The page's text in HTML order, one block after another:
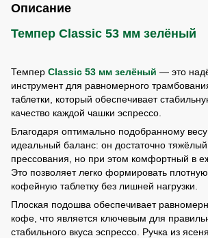
Описание
Темпер Classic 53 мм зелёный
Темпер Classic 53 мм зелёный — это
инструмент для равномерного
таблетки, который обеспечивает
качество каждой чашки эспрессо.
Благодаря оптимально подобранному
идеальный баланс: он достаточно
прессования, но при этом комфортный в
Это позволяет легко формировать
кофейную таблетку без лишней нагрузки.
Плоская подошва обеспечивает
кофе, что является ключевым для
стабильного вкуса эспрессо. Ручка из